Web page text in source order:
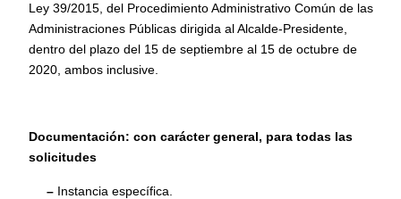
Ley 39/2015, del Procedimiento Administrativo Común de las
Administraciones Públicas dirigida al Alcalde-Presidente,
dentro del plazo del 15 de septiembre al 15 de octubre de
2020, ambos inclusive.
Documentación: con carácter general, para todas las
solicitudes
– Instancia específica